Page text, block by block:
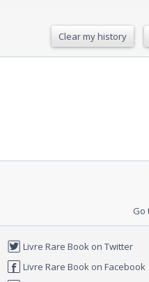
Clear my history
Go
Livre Rare Book on Twitter
Livre Rare Book on Facebook